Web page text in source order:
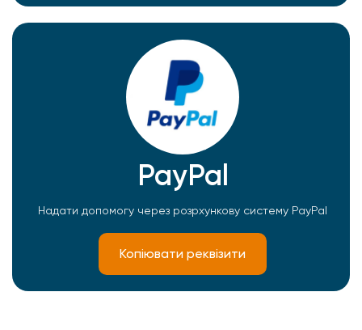
PayPal
Надати допомогу через розрхункову систему PayPal
Копіювати реквізити